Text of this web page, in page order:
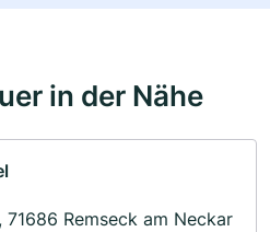
in der Nähe
71686 Remseck am Neckar